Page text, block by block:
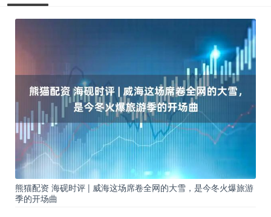
熊猫配资 海砚时评 | 威海这场席卷全网的大雪，是今冬火爆旅游
季的开场曲